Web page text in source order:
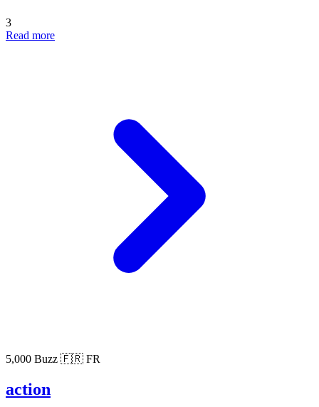
3
Read more
5,000 Buzz 🇫🇷 FR
action